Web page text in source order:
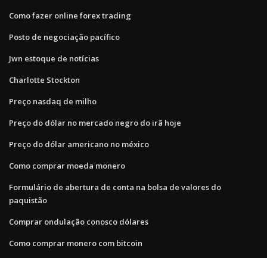
Como fazer online forex trading
Posto de negociação pacífico
Jwn estoque de notícias
Charlotte Stockton
Preço nasdaq de milho
Preço do dólar no mercado negro do irã hoje
Preço do dólar americano no méxico
Como comprar moeda monero
Formulário de abertura de conta na bolsa de valores do
paquistão
Comprar ondulação conosco dólares
Como comprar monero com bitcoin